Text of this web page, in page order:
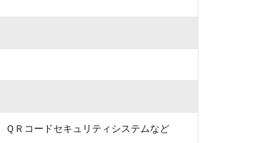
Ｒコードセキュリティシステムなど
す。
ずらわしい手続きも不要です。